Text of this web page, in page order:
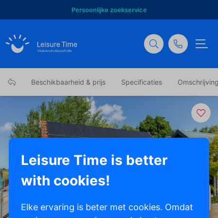
Persoonlijke zoekservice
Beschikbaarheid & prijs Specificaties
Leisure Time is better
with cookies!
Elke ervaring is beter met cookies. Omdat